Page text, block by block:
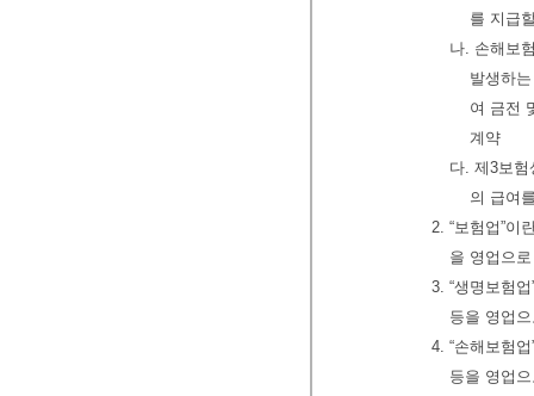
를 지급
나. 손해보
발생하
여 금전
계약
다. 제3보
의 급여
2. “보험업”이
을 영업으
3. “생명보험
등을 영업
4. “손해보험
등을 영업